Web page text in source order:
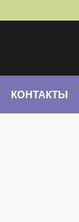
КОНТАКТЫ